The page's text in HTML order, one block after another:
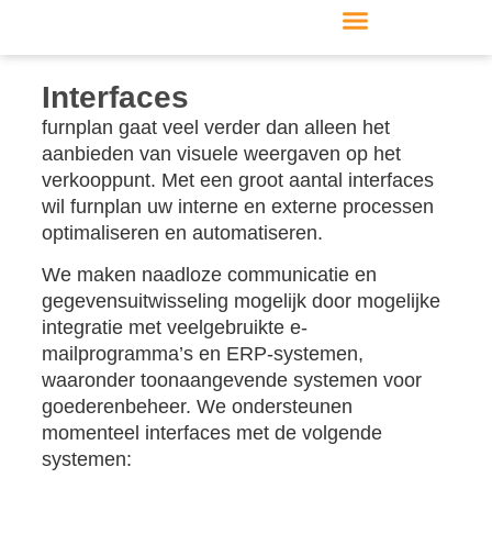
Interfaces
furnplan gaat veel verder dan alleen het
aanbieden van visuele weergaven op het
verkooppunt. Met een groot aantal interfaces
wil furnplan uw interne en externe processen
optimaliseren en automatiseren.
We maken naadloze communicatie en
gegevensuitwisseling mogelijk door mogelijke
integratie met veelgebruikte e-
mailprogramma’s en ERP-systemen,
waaronder toonaangevende systemen voor
goederenbeheer. We ondersteunen
momenteel interfaces met de volgende
systemen: